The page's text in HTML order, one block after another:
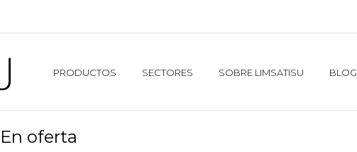
PRODUCTOS SECTORES SOBRE LIMSATISU BLOG
En oferta